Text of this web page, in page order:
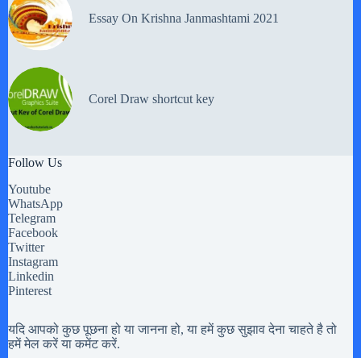
Essay On Krishna Janmashtami 2021
Corel Draw shortcut key
Follow Us
Youtube
WhatsApp
Telegram
Facebook
Twitter
Instagram
Linkedin
Pinterest
यदि आपको कुछ पूछना हो या जानना हो, या हमें कुछ सुझाव देना चाहते है तो
हमें मेल करें या कमेंट करें.